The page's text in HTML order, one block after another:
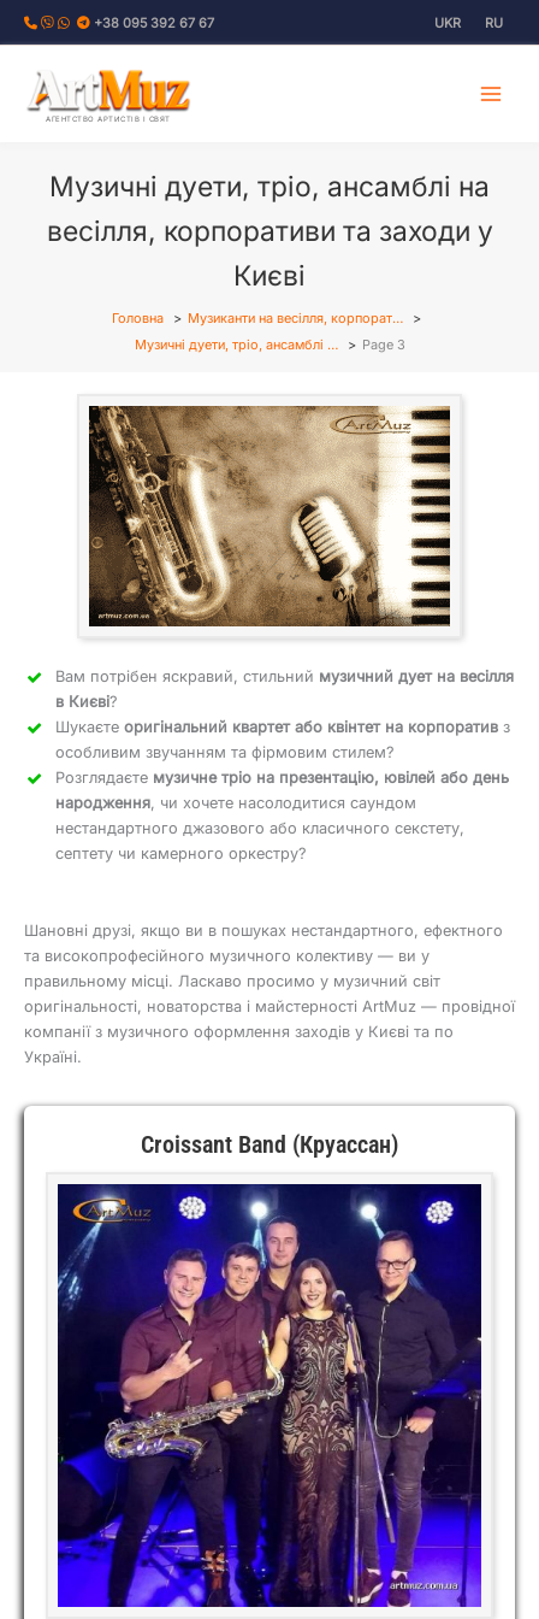
Перейти
+38 095 392 67 67 UKR RU
АГЕНТСТВО АРТИСТІВ І СВЯТ
Музичні дуети, тріо, ансамблі на
весілля, корпоративи та заходи у
Києві
Головна
Музиканти на весілля, корпорат…
Музичні дуети, тріо, ансамблі …
Page 3
Вам потрібен яскравий, стильний музичний дует на весілля
в Києві?
Шукаєте оригінальний квартет або квінтет на корпоративз
особливим звучанням та фірмовим стилем?
Розглядаєте музичне тріо на презентацію, ювілей або день
народження, чи хочете насолодитися саундом
нестандартного джазового або класичного секстету,
септету чи камерного оркестру?
Шановні друзі, якщо ви в пошуках нестандартного, ефектного
та високопрофесійного музичного колективу — ви у
правильному місці. Ласкаво просимо у музичний світ
оригінальності, новаторства і майстерності ArtMuz — провідної
компанії з музичного оформлення заходів у Києві та по
Україні.
Croissant Band (Круассан)